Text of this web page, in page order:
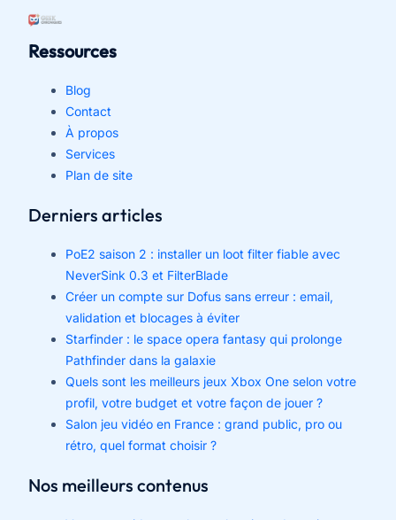
Ressources
Blog
Contact
À propos
Services
Plan de site
Derniers articles
PoE2 saison 2 : installer un loot filter fiable avec
NeverSink 0.3 et FilterBlade
Créer un compte sur Dofus sans erreur : email,
validation et blocages à éviter
Starfinder : le space opera fantasy qui prolonge
Pathfinder dans la galaxie
Quels sont les meilleurs jeux Xbox One selon votre
profil, votre budget et votre façon de jouer ?
Salon jeu vidéo en France : grand public, pro ou
rétro, quel format choisir ?
Nos meilleurs contenus